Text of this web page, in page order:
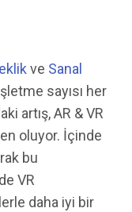
ve Sanal
sayısı her
artış, AR & VR
oluyor. İçinde
bu
VR
daha iyi bir